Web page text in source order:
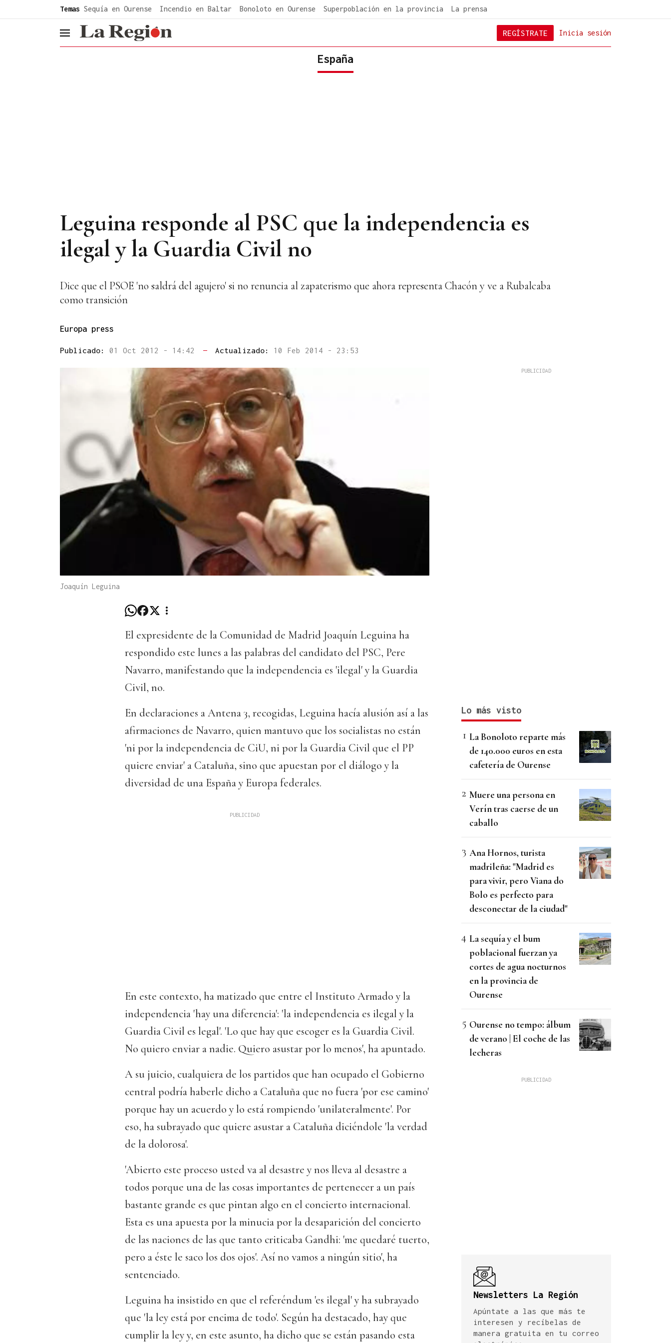
Temas Sequía en Ourense Incendio en Baltar Bonoloto en Ourense Superpoblación en la provincia La prensa
header.menu.open Inicia sesión
REGÍSTRATE
España
Leguina responde al PSC que la independencia es
ilegal y la Guardia Civil no
Dice que el PSOE 'no saldrá del agujero' si no renuncia al zapaterismo que ahora representa Chacón y ve a Rubalcaba
como transición
Europa press
Publicado: 01 Oct 2012 - 14:42 — Actualizado: 10 Feb 2014 - 23:53
Joaquín Leguina
El expresidente de la Comunidad de Madrid Joaquín Leguina ha
respondido este lunes a las palabras del candidato del PSC, Pere
Navarro, manifestando que la independencia es 'ilegal' y la Guardia
Civil, no.
En declaraciones a Antena 3, recogidas, Leguina hacía alusión así a las
afirmaciones de Navarro, quien mantuvo que los socialistas no están
'ni por la independencia de CiU, ni por la Guardia Civil que el PP
quiere enviar' a Cataluña, sino que apuestan por el diálogo y la
diversidad de una España y Europa federales.
En este contexto, ha matizado que entre el Instituto Armado y la
independencia 'hay una diferencia': 'la independencia es ilegal y la
Guardia Civil es legal'. 'Lo que hay que escoger es la Guardia Civil.
No quiero enviar a nadie. Quiero asustar por lo menos', ha apuntado.
A su juicio, cualquiera de los partidos que han ocupado el Gobierno
central podría haberle dicho a Cataluña que no fuera 'por ese camino'
porque hay un acuerdo y lo está rompiendo 'unilateralmente'. Por
eso, ha subrayado que quiere asustar a Cataluña diciéndole 'la verdad
de la dolorosa'.
'Abierto este proceso usted va al desastre y nos lleva al desastre a
todos porque una de las cosas importantes de pertenecer a un país
bastante grande es que pintan algo en el concierto internacional.
Esta es una apuesta por la minucia por la desaparición del concierto
de las naciones de las que tanto criticaba Gandhi: 'me quedaré tuerto,
pero a éste le saco los dos ojos'. Así no vamos a ningún sitio', ha
sentenciado.
Leguina ha insistido en que el referéndum 'es ilegal' y ha subrayado
que 'la ley está por encima de todo'. Según ha destacado, hay que
cumplir la ley y, en este asunto, ha dicho que se están pasando esta
Lo más visto
La Bonoloto reparte más
de 140.000 euros en esta
cafetería de Ourense
Muere una persona en
Verín tras caerse de un
caballo
Ana Hornos, turista
madrileña: "Madrid es
para vivir, pero Viana do
Bolo es perfecto para
desconectar de la ciudad"
La sequía y el bum
poblacional fuerzan ya
cortes de agua nocturnos
en la provincia de
Ourense
Ourense no tempo: álbum
de verano | El coche de las
lecheras
Newsletters La Región
Apúntate a las que más te
interesen y recíbelas de
manera gratuita en tu correo